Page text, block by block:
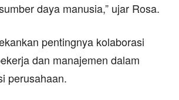
daya manusia,” ujar Rosa.
pentingnya kolaborasi
dan manajemen dalam
perusahaan.